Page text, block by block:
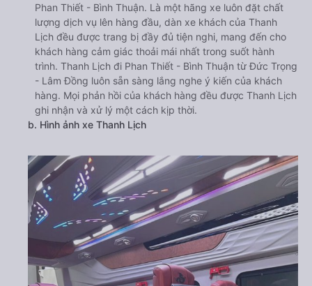
Phan Thiết - Bình Thuận. Là một hãng xe luôn đặt chất
lượng dịch vụ lên hàng đầu, dàn xe khách của Thanh
Lịch đều được trang bị đầy đủ tiện nghi, mang đến cho
khách hàng cảm giác thoải mái nhất trong suốt hành
trình. Thanh Lịch đi Phan Thiết - Bình Thuận từ Đức Trọng
- Lâm Đồng luôn sẵn sàng lắng nghe ý kiến của khách
hàng. Mọi phản hồi của khách hàng đều được Thanh Lịch
ghi nhận và xử lý một cách kịp thời.
b. Hình ảnh xe Thanh Lịch